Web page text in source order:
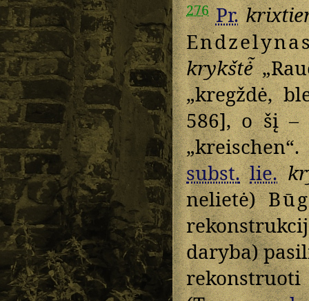
276 Pr.
krykštė̃
„kregždė,
586], o šį
subst. lie.
nelietė)
daryba)